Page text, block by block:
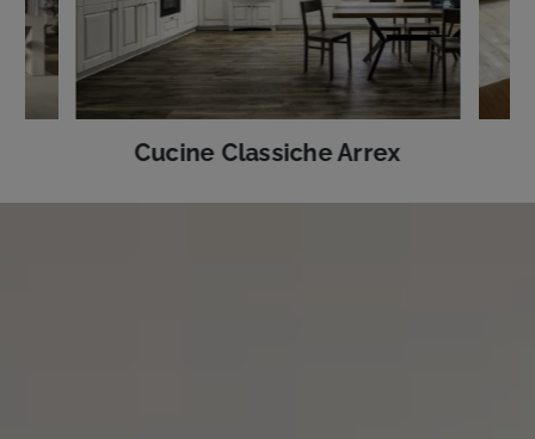
Cucine Classiche Arrex